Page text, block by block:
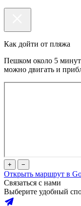
Как дойти от пляжа
Пешком около 5
можно двигать и
+ −
Открыть маршрут в
Связаться с нами
Выберите удобный